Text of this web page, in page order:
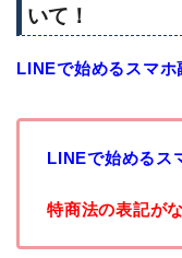
いて！
LINEで始めるスマホ
LINEで始めるス
特商法の表記が